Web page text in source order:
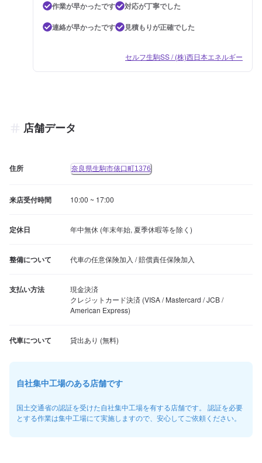
作業が早かったです
対応が丁寧でした
連絡が早かったです
見積もりが正確でした
セルフ生駒SS / (株)西日本エネルギー
店舗データ
住所 奈良県生駒市俵口町1376
来店受付時間 10:00 ~ 17:00
定休日 年中無休 (年末年始, 夏季休暇等を除く)
整備について 代車の任意保険加入 / 賠償責任保険加入
支払い方法
現金決済
クレジットカード決済 (VISA / Mastercard / JCB /
American Express)
代車について
自社集中工場のある店舗です
国土交通省の認証を受けた自社集中工場を有する店舗です。 認証を必要
とする作業は集中工場にて実施しますので、安心してご依頼ください。